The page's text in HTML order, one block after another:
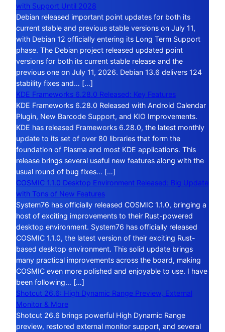
with Support Until 2028
Debian released important point updates for both its
current stable and previous stable versions on July 11,
with Debian 12 officially entering its Long Term Support
phase. The Debian project released updated point
versions for both its current stable release and the
previous one on July 11, 2026. Debian 13.6 delivers 124
stability fixes and… […]
KDE Frameworks 6.28.0 Released: Key Features
KDE Frameworks 6.28.0 Released with Android Calendar
Plugin, New Barcode Support, and KIO Improvements.
KDE has released Frameworks 6.28.0, the latest monthly
update to its set of over 80 libraries that form the
foundation of Plasma and most KDE applications. This
release brings several useful new features along with the
usual round of bug fixes… […]
COSMIC 1.1.0 Desktop Environment Released: Big Update
with Tons of New Features
System76 has officially released COSMIC 1.1.0, bringing a
host of exciting improvements to their Rust-powered
desktop environment. System76 has officially released
COSMIC 1.1.0, the latest version of their exciting Rust-
based desktop environment. This solid update brings
many practical improvements across the board, making
COSMIC even more polished and enjoyable to use. I have
been following… […]
Shotcut 26.6: High Dynamic Range Preview, External
Monitor & More
Shotcut 26.6 brings powerful High Dynamic Range
preview, restored external monitor support, and several